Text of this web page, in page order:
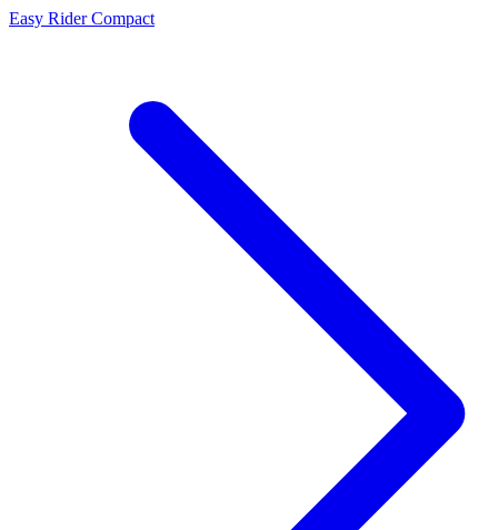
Easy Rider Compact